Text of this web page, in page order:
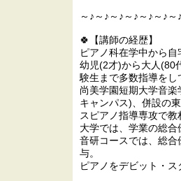
～♪～♪～♪～♪～♪～♪～
🍀【講師の経歴】
ピアノ科在学中から自
幼児(2才)から大人(80
験生まで多数指導をし
尚美学園短期大学音
キャンパス)、併設の
スピアノ指導専攻で教
大学では、学業の総合
音研コースでは、総
与。
ピアノをデビット・ス